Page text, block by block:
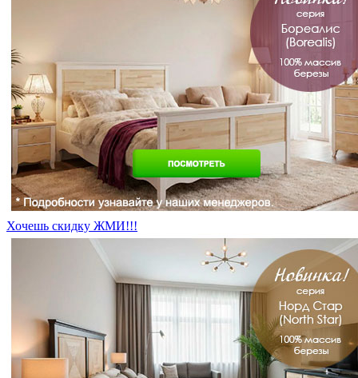
Хочешь скидку ЖМИ!!!